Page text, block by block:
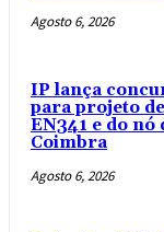
Agosto 6, 2026
IP lança
para projeto
EN341 e do nó
Coimbra
Agosto 6, 2026